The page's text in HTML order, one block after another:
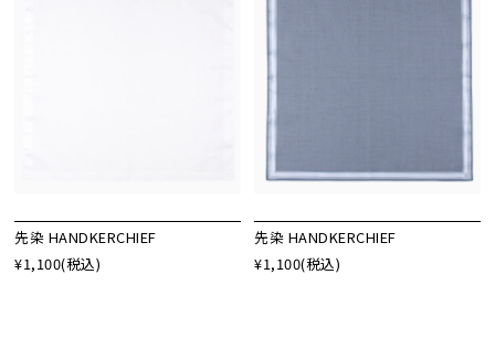
先染 HANDKERCHIEF
¥1,100(税込)
先染 HANDKERCHIEF
¥1,100(税込)